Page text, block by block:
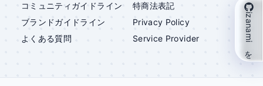
コミュニティガイドライン
ブランドガイドライン
よくある質問
特商法表記
Privacy Policy
Service Provider
izanami を支援